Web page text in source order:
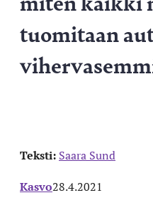
tuomitaan
Teksti: Saara Sund
Kasvo28.4.2021